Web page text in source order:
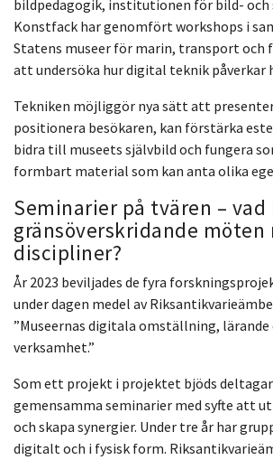
bildpedagogik, institutionen för bild- och
Konstfack har genomfört workshops i
Statens museer för marin, transport och
att undersöka hur digital teknik påverkar
Tekniken möjliggör nya sätt att
positionera besökaren, kan förstärka
bidra till museets självbild och fungera
formbart material som kan anta olika
Seminarier på tvären –
gränsöverskridande möten
discipliner?
År 2023 beviljades de fyra
under dagen medel av
”Museernas digitala omställning, lärande
verksamhet.”
Som ett projekt i projektet bjöds
gemensamma seminarier med syfte att
och skapa synergier. Under tre år har
digitalt och i fysisk form.